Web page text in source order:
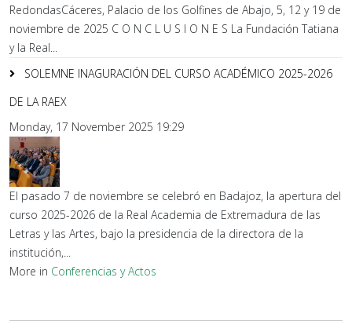
RedondasCáceres, Palacio de los Golfines de Abajo, 5, 12 y 19 de
noviembre de 2025 C O N C L U S I O N E S La Fundación Tatiana
y la Real...
SOLEMNE INAGURACIÓN DEL CURSO ACADÉMICO 2025-2026
DE LA RAEX
Monday, 17 November 2025 19:29
El pasado 7 de noviembre se celebró en Badajoz, la apertura del
curso 2025-2026 de la Real Academia de Extremadura de las
Letras y las Artes, bajo la presidencia de la directora de la
institución,...
More in Conferencias y Actos